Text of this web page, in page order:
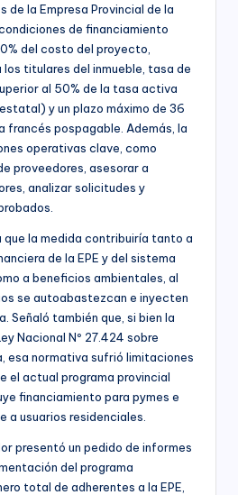
de la Empresa Provincial de la
de financiamiento
del costo del proyecto,
titulares del inmueble, tasa de
al 50% de la tasa activa
y un plazo máximo de 36
francés pospagable. Además, la
operativas clave, como
proveedores, asesorar a
analizar solicitudes y
que la medida contribuiría tanto a
de la EPE y del sistema
a beneficios ambientales, al
se autoabastezcan e inyecten
Señaló también que, si bien la
Nacional Nº 27.424 sobre
esa normativa sufrió limitaciones
el actual programa provincial
financiamiento para pymes e
a usuarios residenciales.
presentó un pedido de informes
del programa
total de adherentes a la EPE,